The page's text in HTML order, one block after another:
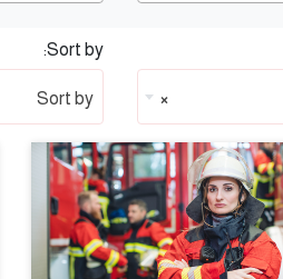
×
Sort by:
Sort by